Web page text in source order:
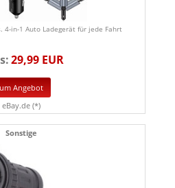
4-in-1 Auto Ladegerät für jede Fahrt
29,99 EUR
Angebot
eBay.de (*)
Sonstige